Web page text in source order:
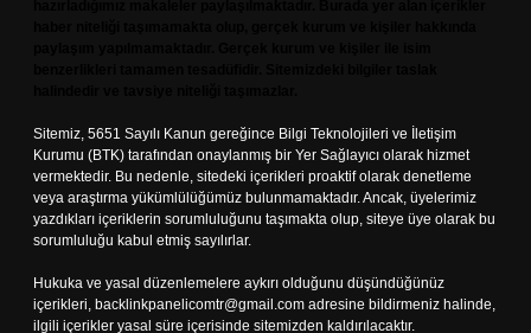
Sitemiz, 5651 Sayılı Kanun gereğince Bilgi Teknolojileri ve İletişim
Kurumu (BTK) tarafından onaylanmış bir Yer Sağlayıcı olarak hizmet
vermektedir. Bu nedenle, sitedeki içerikleri proaktif olarak denetleme
veya araştırma yükümlülüğümüz bulunmamaktadır. Ancak, üyelerimiz
yazdıkları içeriklerin sorumluluğunu taşımakta olup, siteye üye olarak bu
sorumluluğu kabul etmiş sayılırlar.
Hukuka ve yasal düzenlemelere aykırı olduğunu düşündüğünüz
içerikleri, backlinkpanelicomtr@gmail.com adresine bildirmeniz halinde,
ilgili içerikler yasal süre içerisinde sitemizden kaldırılacaktır.